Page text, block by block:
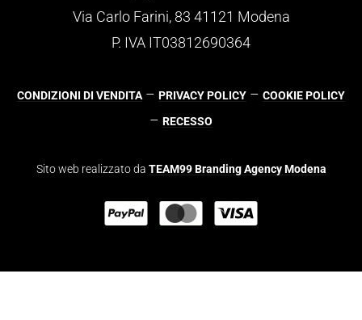
Via Carlo Farini, 83 41121 Modena
P. IVA IT03812690364
CONDIZIONI DI VENDITA – PRIVACY POLICY – COOKIE POLICY
– RECESSO
Sito web realizzato da TEAM99 Branding Agency Modena